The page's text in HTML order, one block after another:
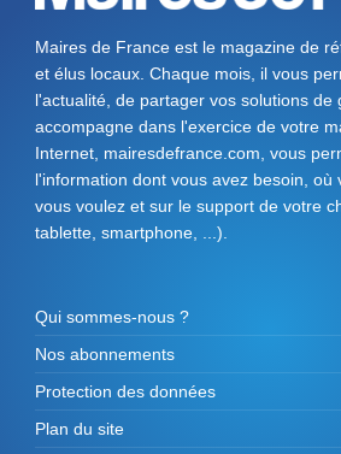
Maires de France est le magazine de
et élus locaux. Chaque mois, il vous
l'actualité, de partager vos solutions de
accompagne dans l'exercice de votre
Internet, mairesdefrance.com, vous
l'information dont vous avez besoin, où
vous voulez et sur le support de votre
tablette, smartphone, ...).
Qui sommes-nous ?
Nos abonnements
Protection des données
Plan du site